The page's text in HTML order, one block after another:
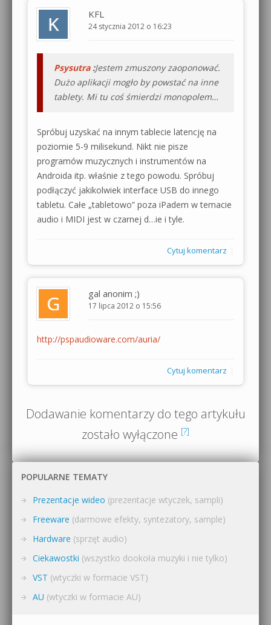
KFL
24 stycznia 2012 o 16:23
Psysutra:Jestem zmuszony zaoponować.
Dużo aplikacji mogło by powstać na inne
tablety. Mi tu coś śmierdzi monopolem…
Spróbuj uzyskać na innym tablecie latencję na
poziomie 5-9 milisekund. Nikt nie pisze
programów muzycznych i instrumentów na
Androida itp. właśnie z tego powodu. Spróbuj
podłączyć jakikolwiek interface USB do innego
tabletu. Całe „tabletowo” poza iPadem w temacie
audio i MIDI jest w czarnej d…ie i tyle.
Cytuj komentarz
gal anonim ;)
17 lipca 2012 o 15:56
http://pspaudioware.com/auria/
Cytuj komentarz
Dodawanie komentarzy do tego artykułu
zostało wyłączone [?]
POPULARNE TEMATY
Prezentacje wideo (prezentacje wtyczek, sampli)
Freeware (darmowe efekty, syntezatory, sample)
Hardware (sprzęt audio)
Ciekawostki (wszystko dookoła muzyki i nie tylko)
VST (wtyczki w formacie VST)
AU (wtyczki w formacie AU)